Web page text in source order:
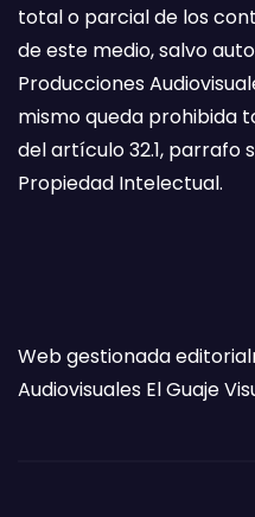
total o parcial de los
de este medio, salvo
Producciones
mismo queda prohibida
del artículo 32.1, parrafo
Propiedad Intelectual.
Web gestionada
Audiovisuales El Guaje